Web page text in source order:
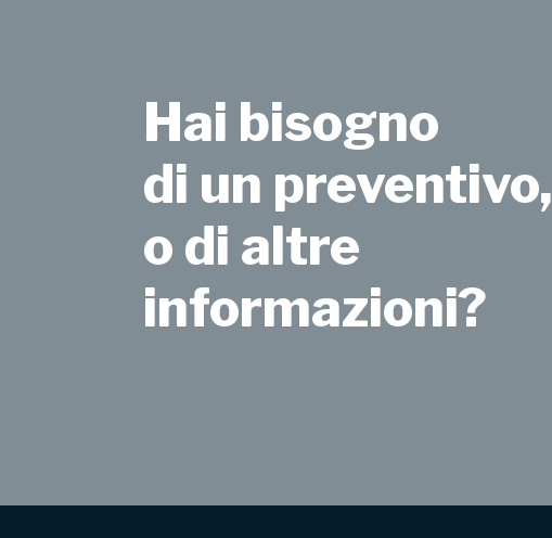
Hai bisogno
di un preventivo,
o di altre
informazioni?